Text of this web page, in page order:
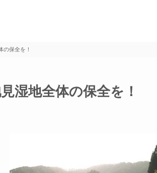
保全を！
湿地全体の保全を！